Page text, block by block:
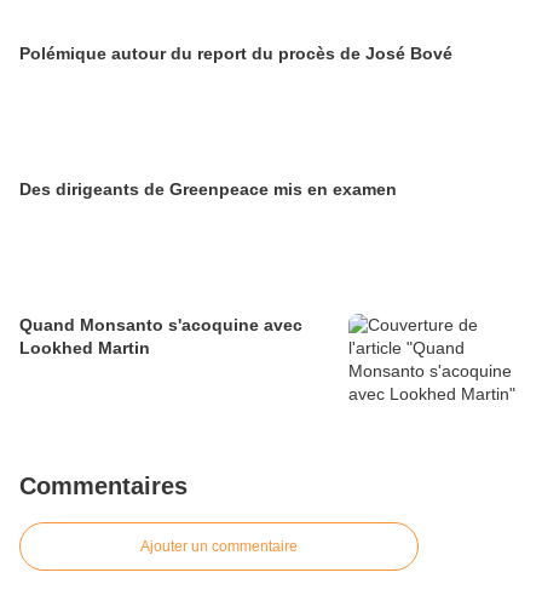
Polémique autour du report du procès de José Bové
Des dirigeants de Greenpeace mis en examen
Quand Monsanto s'acoquine avec
Lookhed Martin
Commentaires
Ajouter un commentaire